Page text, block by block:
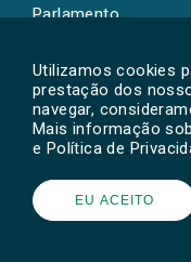
Utilizamos cookies
prestação dos
navegar,
Mais informação
e Política de
EU ACEITO
Parlamento
Powered by ©